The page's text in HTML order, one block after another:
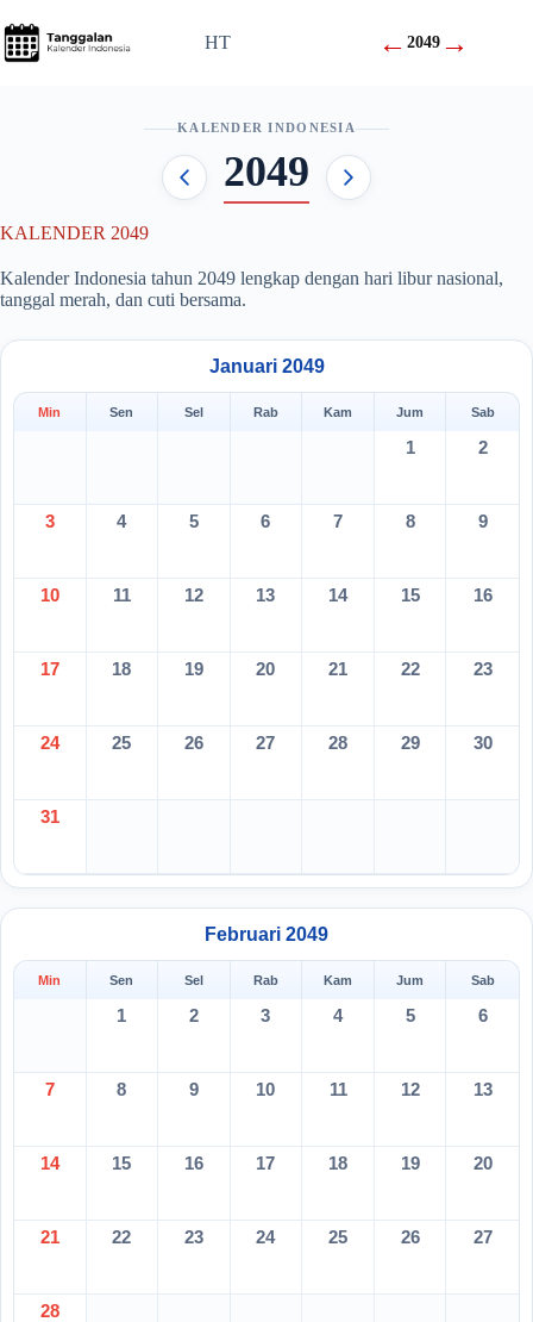
to
content
HT ←2049 →
KALENDER INDONESIA
2049
KALENDER 2049
Kalender Indonesia tahun 2049 lengkap dengan hari libur nasional,
tanggal merah, dan cuti bersama.
Januari 2049
Min Sen Sel Rab Kam Jum Sab
1 2
3 4 5 6 7 8 9
10 11 12 13 14 15 16
17 18 19 20 21 22 23
24 25 26 27 28 29 30
31
Februari 2049
Min Sen Sel Rab Kam Jum Sab
1 2 3 4 5 6
7 8 9 10 11 12 13
14 15 16 17 18 19 20
21 22 23 24 25 26 27
28